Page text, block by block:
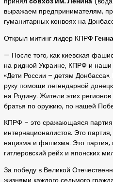
выражаем предпринимателям,
гуманитарных конвоях на
Открыл митинг лидер КПРФ
— После того, как киевская
на ридной Украине, КПРФ и наши
«Дети России – детям
руку помощи легендарной
на Родину. Жители этих
братья по оружию, по нашей
КПРФ – это сражающаяся
интернационалистов. Это
нацизма и фашизма. Это партия,
гитлеровский рейх и японских
За победу в Великой